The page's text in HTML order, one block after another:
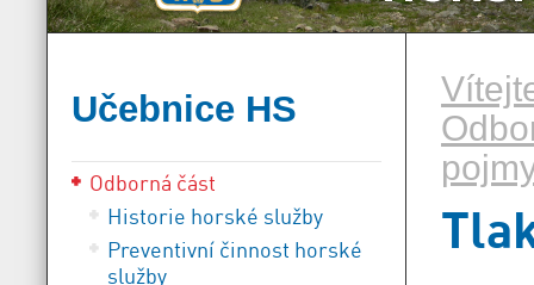
Učebnice HS
Odborná část
Historie horské služby
Preventivní činnost horské
služby